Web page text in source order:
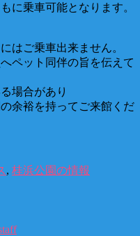
に乗車可能となります。
はご乗車出来ません。
ペット同伴の旨を伝えて
場合があり
余裕を持ってご来館くだ
, 桂浜公園の情報